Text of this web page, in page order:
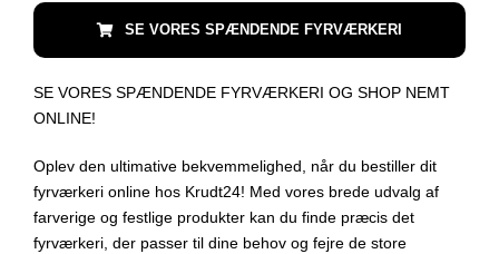
SE VORES SPÆNDENDE FYRVÆRKERI
SE VORES SPÆNDENDE FYRVÆRKERI OG SHOP NEMT
ONLINE!
Oplev den ultimative bekvemmelighed, når du bestiller dit
fyrværkeri online hos Krudt24! Med vores brede udvalg af
farverige og festlige produkter kan du finde præcis det
fyrværkeri, der passer til dine behov og fejre de store